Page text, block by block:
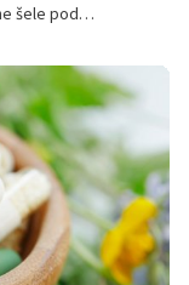
šele pod